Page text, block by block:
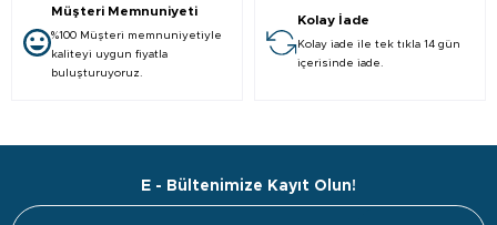
Müşteri Memnuniyeti
%100 Müşteri memnuniyetiyle
kaliteyi uygun fiyatla
buluşturuyoruz.
Kolay İade
Kolay iade ile tek tıkla 14 gün
içerisinde iade.
E - Bültenimize Kayıt Olun!